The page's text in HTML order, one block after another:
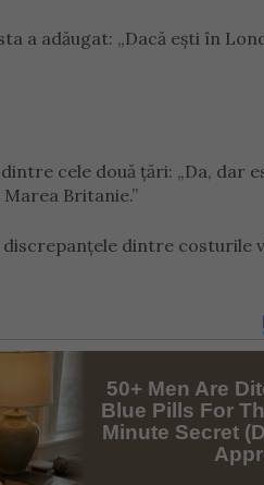
a adăugat: „Dacă ești în
cele două țări: „Da, dar
Britanie.”
dintre costurile